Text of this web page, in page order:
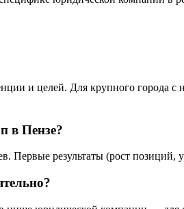
и целей. Для крупного города с
в Пензе?
результаты (рост позиций,